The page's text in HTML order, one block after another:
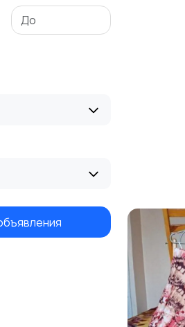
Спортивная одежда